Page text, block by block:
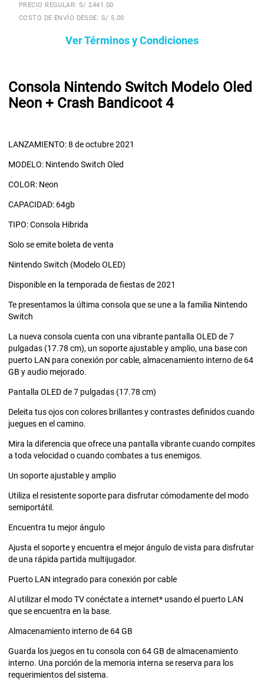
PRECIO REGULAR: S/2441.00
COSTO DE ENVÍO DESDE: S/ 5.00
Ver Términos y Condiciones
Consola Nintendo Switch Modelo Oled
Neon + Crash Bandicoot 4
LANZAMIENTO: 8 de octubre 2021
MODELO: Nintendo Switch Oled
COLOR: Neon
CAPACIDAD: 64gb
TIPO: Consola Hibrida
Solo se emite boleta de venta
Nintendo Switch (Modelo OLED)
Disponible en la temporada de fiestas de 2021
Te presentamos la última consola que se une a la familia Nintendo
Switch
La nueva consola cuenta con una vibrante pantalla OLED de 7
pulgadas (17.78 cm), un soporte ajustable y amplio, una base con
puerto LAN para conexión por cable, almacenamiento interno de 64
GB y audio mejorado.
Pantalla OLED de 7 pulgadas (17.78 cm)
Deleita tus ojos con colores brillantes y contrastes definidos cuando
juegues en el camino.
Mira la diferencia que ofrece una pantalla vibrante cuando compites
a toda velocidad o cuando combates a tus enemigos.
Un soporte ajustable y amplio
Utiliza el resistente soporte para disfrutar cómodamente del modo
semiportátil.
Encuentra tu mejor ángulo
Ajusta el soporte y encuentra el mejor ángulo de vista para disfrutar
de una rápida partida multijugador.
Puerto LAN integrado para conexión por cable
Al utilizar el modo TV conéctate a internet* usando el puerto LAN
que se encuentra en la base.
Almacenamiento interno de 64 GB
Guarda los juegos en tu consola con 64 GB de almacenamiento
interno. Una porción de la memoria interna se reserva para los
requerimientos del sistema.